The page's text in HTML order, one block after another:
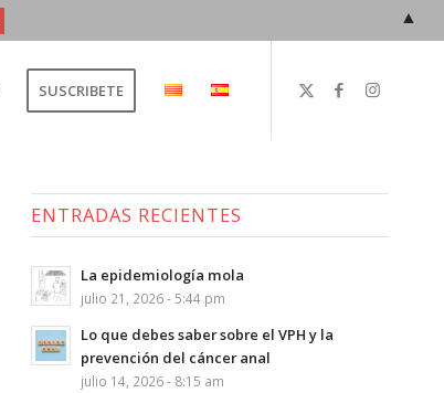
SUSCRIBETE
ENTRADAS RECIENTES
La epidemiología mola
julio 21, 2026 - 5:44 pm
Lo que debes saber sobre el VPH y la
prevención del cáncer anal
julio 14, 2026 - 8:15 am
▲